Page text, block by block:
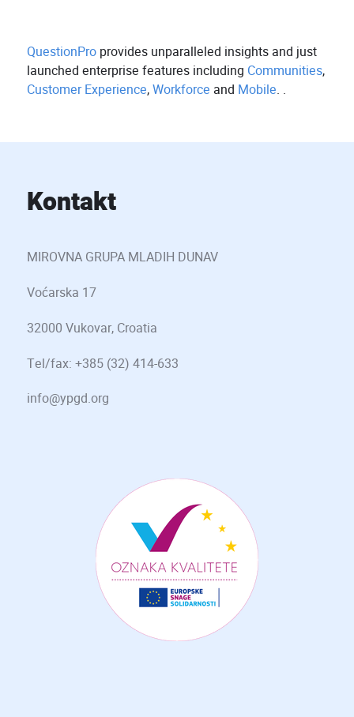
QuestionPro provides unparalleled insights and just
launched enterprise features including Communities,
Customer Experience,Workforce and Mobile. .
Kontakt
MIROVNA GRUPA MLADIH DUNAV
Voćarska 17
32000 Vukovar, Croatia
Tel/fax: +385 (32) 414-633
info@ypgd.org